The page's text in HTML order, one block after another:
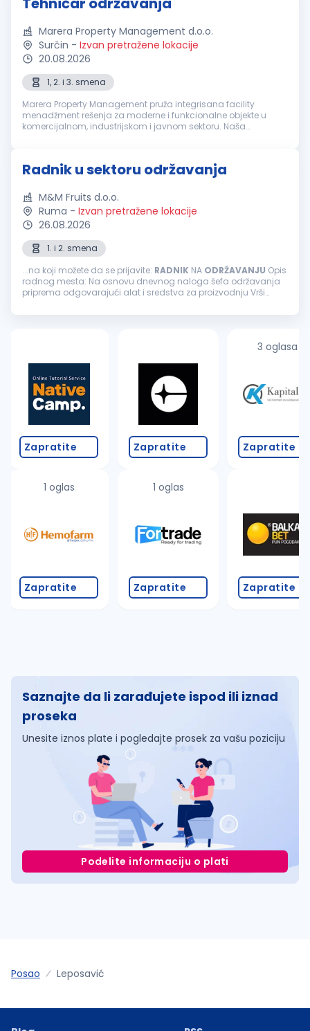
Marera Property Management d.o.o.
Surčin - Izvan pretražene lokacije
20.08.2026
1, 2. i 3. smena
Marera Property Management pruža integrisana facility
menadžment rešenja za moderne i funkcionalne objekte u
komercijalnom, industrijskom i javnom sektoru. Naša
Radnik u sektoru održavanja
M&M Fruits d.o.o.
Ruma - Izvan pretražene lokacije
26.08.2026
1. i 2. smena
...na koji možete da se prijavite: RADNIK NA ODRŽAVANJU Opis
radnog mesta: Na osnovu dnevnog naloga šefa održavanja
priprema odgovarajući alat i sredstva za proizvodnju Vrši
održavanju
Zapratite
1 oglas
Zapratite
Zapratite
1 oglas
Zapratite
3 oglasa
Zapratite
Zapratite
Saznajte da li zarađujete ispod ili iznad
proseka
Unesite iznos plate i pogledajte prosek za vašu poziciju
Podelite informaciju o plati
Posao Leposavić